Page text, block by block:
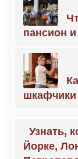
пансион
шкафчики
Узнать,
Йорке,